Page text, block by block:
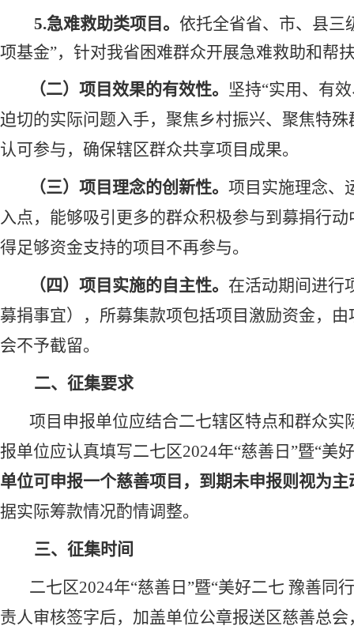
5.急难救助类项目 。 依托全省省、市、县三
项基金”，针对我省困难群众开展急难救助和帮
（二）项目效果的有效性。 坚持“实用 、有
迫切的实际问题入手，聚焦乡村振兴、聚焦特
认可参与，确保辖区群众共享项目成果。
（三）项目理念的创新性。 项目实施理念、
入点，能够吸引更多的群众积极参与到募捐行动
得足够资金支持的项目不再参与。
（四）项目实施的自主性。 在活动期间进行
募捐事宜），所募集款项包括项目激励资金，
会不予截留。
二、 征集要求
项目申报单位应结合二七辖区特点和群众实
报单位应认真填写二七区2024年“慈善日”暨“美
单位可申报一个慈善项目 ， 到期未申报则视为
据实际筹款情况酌情调整。
三、 征集时间
二七区2024年“慈善日”暨“美好二七 豫善同
责人审核签字后，加盖单位公章报送区慈善总会